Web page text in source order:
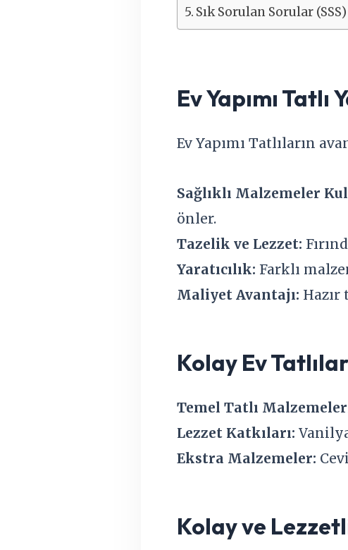
Sık Sorulan Sorular (SSS)
Ev Yapımı
Ev Yapımı Tatlıların
Sağlıklı Malzemeler
önler.
Tazelik ve Lezzet:
Yaratıcılık: Farklı
Maliyet Avantajı:
Kolay Ev
Temel Tatlı
Lezzet Katkıları:
Ekstra Malzemeler:
Kolay ve